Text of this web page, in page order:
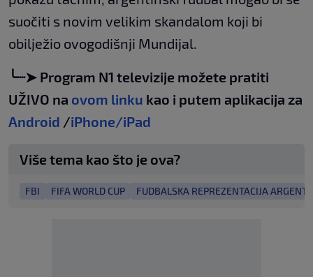
suočiti s novim velikim skandalom koji bi
obilježio ovogodišnji Mundijal.
╰┈➤ Program N1 televizije možete pratiti
UŽIVO na ovom linku kao i putem aplikacija za
Android /iPhone/iPad
Više tema kao što je ova?
FBI FIFA WORLD CUP FUDBALSKA REPREZENTACIJA